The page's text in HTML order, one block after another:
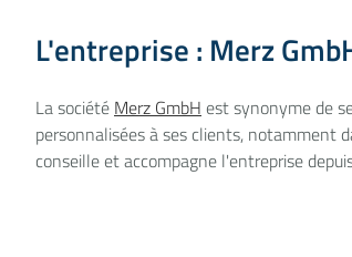
L'entreprise : Merz
La société Merz GmbH est synonyme de
personnalisées à ses clients, notamment
conseille et accompagne l'entreprise